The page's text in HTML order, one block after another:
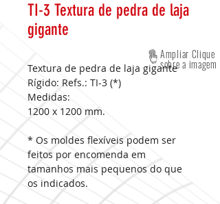
TI-3 Textura de pedra de laja
gigante
Textura de pedra de laja gigante
Rígido: Refs.: TI-3 (*)
Medidas:
1200 x 1200 mm.
* Os moldes flexíveis podem ser
feitos por encomenda em
tamanhos mais pequenos do que
os indicados.
Ampliar Clique
sobre a imagem